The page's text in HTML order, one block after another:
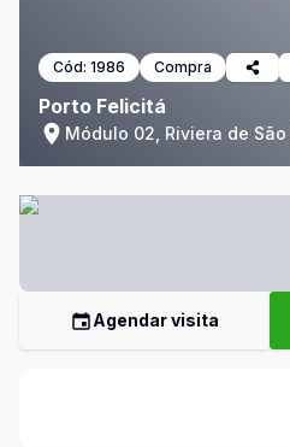
Cód: 1986 Compra
Porto Felicitá
Módulo 02, Riviera de
Agendar visita